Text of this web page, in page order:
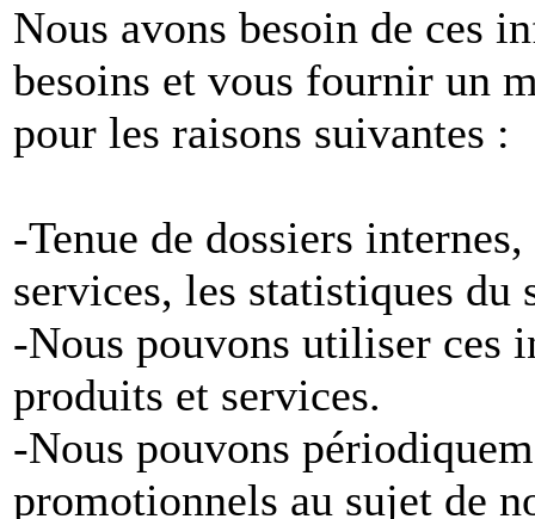
Nous avons besoin de ces
besoins et vous fournir un
pour les raisons suivantes :
-Tenue de dossiers
services, les statistiques du
-Nous pouvons utiliser ces
produits et services.
-Nous pouvons
promotionnels au sujet de